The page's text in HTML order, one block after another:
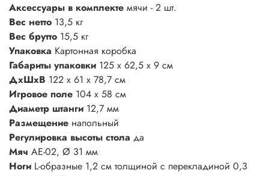
Аксессуары в комплекте мячи - 2 шт.
Вес нетто 13,5 кг
Вес брутто 15,5 кг
Упаковка Картонная коробка
Габариты упаковки 125 х 62,5 х 9 см
ДхШхВ 122 x 61 x 78,7 см
Игровое поле 104 х 58 см
Диаметр штанги 12,7 мм
Размещение напольный
Регулировка высоты стола да
Мяч AE-02, Ø 31 мм
Ноги L-образные 1,2 см толщиной с перекладиной 0,3